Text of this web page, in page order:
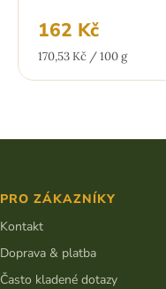
162 Kč
Měrná
170,53 Kč / 100 g
a
t
í
PRO ZÁKAZNÍKY
Kontakt
Doprava & platba
Často kladené dotazy